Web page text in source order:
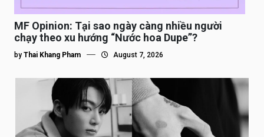
MF Opinion: Tại sao ngày càng nhiều người
chạy theo xu hướng “Nước hoa Dupe”?
by Thai Khang Pham August 7, 2026